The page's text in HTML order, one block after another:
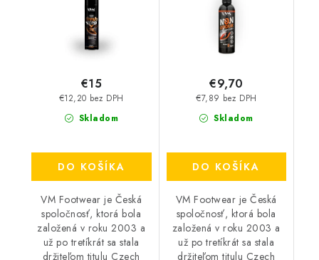
Skladom
€12,20 bez DPH
€15
DO KOŠÍKA
VM Footwear je Česká
spoločnosť, ktorá bola
založená v roku 2003 a
už po tretíkrát sa stala
držiteľom titulu Czech
Skladom
€7,89 bez DPH
€9,70
DO KOŠÍKA
VM Footwear je Česká
spoločnosť, ktorá bola
založená v roku 2003 a
už po tretíkrát sa stala
držiteľom titulu Czech